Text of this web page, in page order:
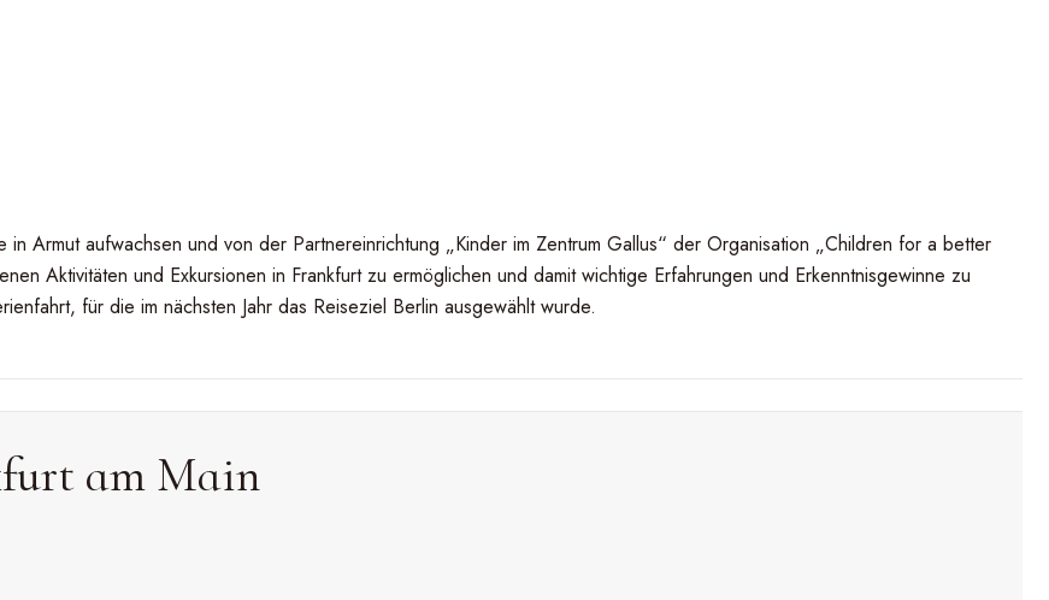
Armut aufwachsen und von der Partnereinrichtung „Kinder im Zentrum Gallus“ der Organisation „Children for a better
Aktivitäten und Exkursionen in Frankfurt zu ermöglichen und damit wichtige Erfahrungen und Erkenntnisgewinne zu
für die im nächsten Jahr das Reiseziel Berlin ausgewählt wurde.
am Main